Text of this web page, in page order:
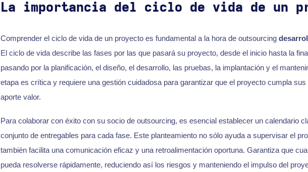
La importancia del ciclo de vida de un
Comprender el ciclo de vida de un proyecto es fundamental a la hora de outsourcing
El ciclo de vida describe las fases por las que pasará su proyecto, desde el inicio hasta la
pasando por la planificación, el diseño, el desarrollo, las pruebas, la implantación y el
etapa es crítica y requiere una gestión cuidadosa para garantizar que el proyecto cumpla
aporte valor.
Para colaborar con éxito con su socio de outsourcing, es esencial establecer un calendario
conjunto de entregables para cada fase. Este planteamiento no sólo ayuda a supervisar el
también facilita una comunicación eficaz y una retroalimentación oportuna. Garantiza que
pueda resolverse rápidamente, reduciendo así los riesgos y manteniendo el impulso del